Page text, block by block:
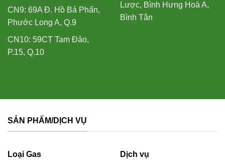
CN9: 69A Đ. Hồ Bá Phấn,
Phước Long A, Q.9
CN10: 59CT Tam Đảo,
P.15, Q.10
Lược, Bình Hưng Hoà A,
Bình Tân
SẢN PHẨM/DỊCH VỤ
Loại Gas Dịch vụ